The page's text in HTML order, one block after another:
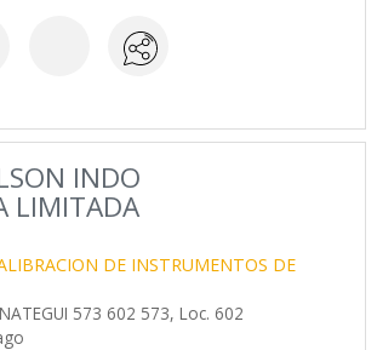
INDO
LIMITADA
DE INSTRUMENTOS DE
573 602 573, Loc. 602